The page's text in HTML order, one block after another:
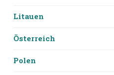
Litauen
Österreich
Polen